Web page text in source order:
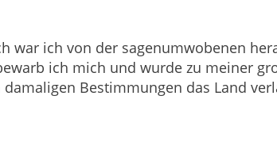
war ich von der sagenumwobenen
ich mich und wurde zu meiner
Bestimmungen das Land